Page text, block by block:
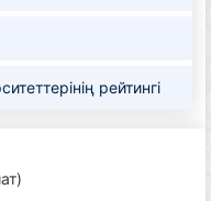
рейтингі